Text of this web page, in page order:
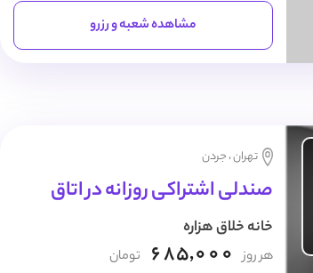
مشاهده شعبه و رزرو
تهران ، جردن
صندلی اشتراکی روزانه در اتاق
خانه خلاق هزاره
هر روز 685,000 تومان